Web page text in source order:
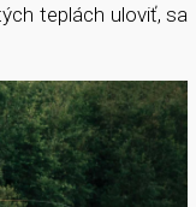
teplách uloviť, sa